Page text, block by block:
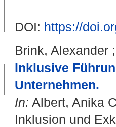
DOI: https://
Brink, Alexander
Inklusive
Unternehmen.
In: Albert, Anika
Inklusion und